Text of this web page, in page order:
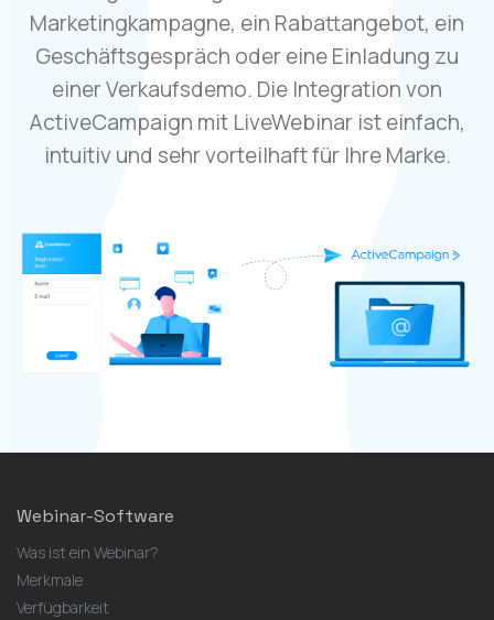
Marketingkampagne, ein Rabattangebot, ein
Geschäftsgespräch oder eine Einladung zu
einer Verkaufsdemo. Die Integration von
ActiveCampaign mit LiveWebinar ist einfach,
intuitiv und sehr vorteilhaft für Ihre Marke.
Webinar-Software
Was ist ein Webinar?
Merkmale
Verfügbarkeit